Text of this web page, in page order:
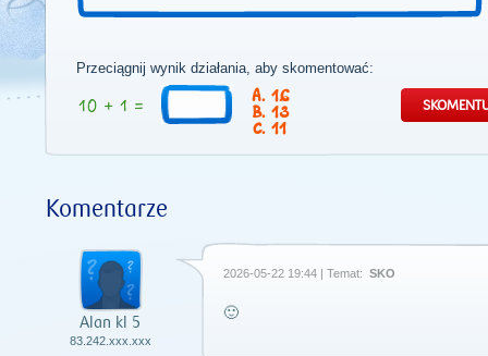
Przeciągnij wynik działania, aby skomentować:
16
13
11
Komentarze
Alan kl 5
83.242.xxx.xxx
2026-05-22 19:44 | Temat: SKO
🙂